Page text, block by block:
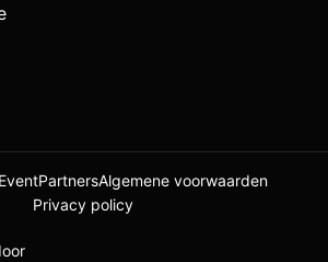
Algemene voorwaarden
Privacy policy